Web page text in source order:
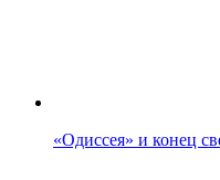
«Одиссея» и конец